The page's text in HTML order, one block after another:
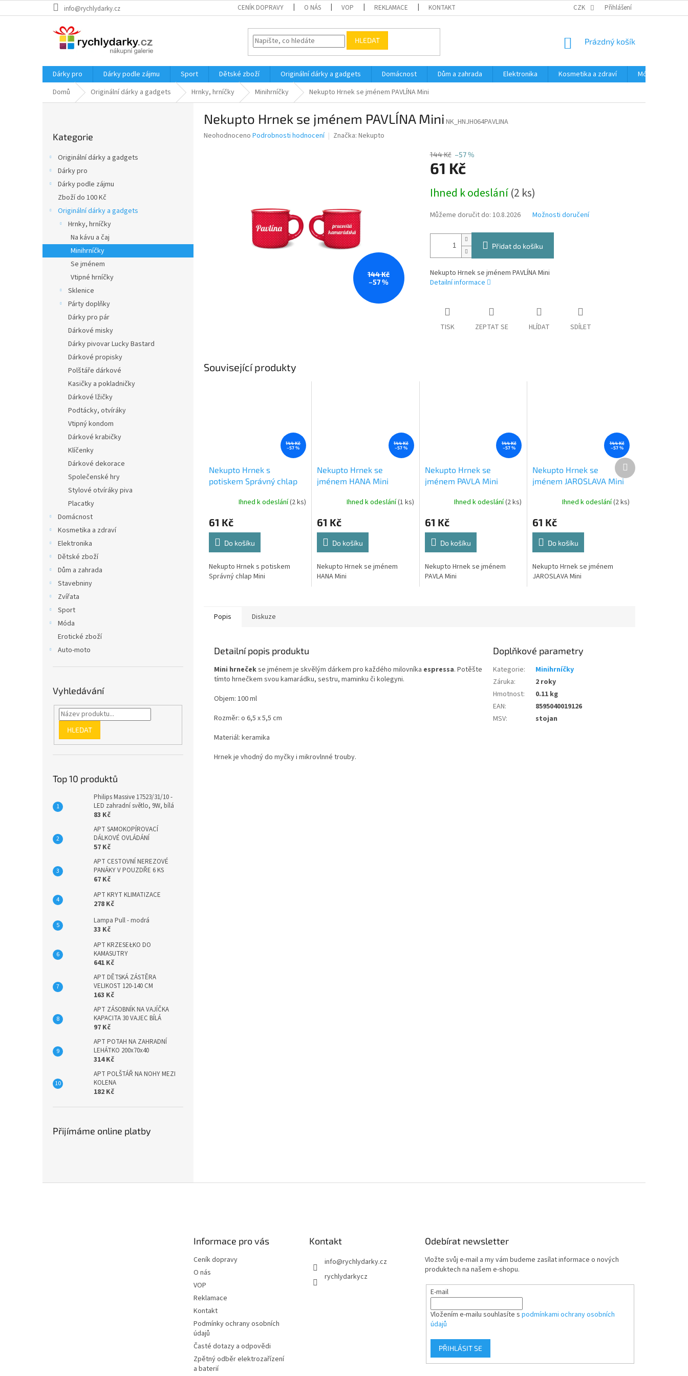
na
info@rychlydarky.cz CENÍK DOPRAVY O NÁS VOP REKLAMACE KONTAKT PODMÍNKY OCHRANY OSOBNÍCH ÚDAJŮ ČASTÉ DOTAZY A
CZK Přihlášení
HLEDAT
NÁKUPNÍ
Prázdný košík
Dárky pro Dárky podle zájmu Sport Dětské zboží Originální dárky a gadgets Domácnost Dům a zahrada Elektronika Kosmetika a zdraví Móda
Domů
Originální dárky a gadgets Hrnky, hrníčky Minihrníčky Nekupto Hrnek se jménem PAVLÍNA Mini
e
l
kategorie
Kategorie
Originální dárky a gadgets
Dárky pro
Dárky podle zájmu
Zboží do 100 Kč
Originální dárky a gadgets
Hrnky, hrníčky
Na kávu a čaj
Minihrníčky
Se jménem
Vtipné hrníčky
Sklenice
Párty doplňky
Dárky pro pár
Dárkové misky
Dárky pivovar Lucky Bastard
Dárkové propisky
Polštáře dárkové
Kasičky a pokladničky
Dárkové lžičky
Podtácky, otvíráky
Vtipný kondom
Dárkové krabičky
Klíčenky
Dárkové dekorace
Společenské hry
Stylové otvíráky piva
Placatky
Domácnost
Kosmetika a zdraví
Elektronika
Dětské zboží
Dům a zahrada
Stavebniny
Zvířata
Sport
Móda
Erotické zboží
Auto-moto
Vyhledávání
HLEDAT
Top 10 produktů
Philips Massive 17523/31/10 -
LED zahradní světlo, 9W, bílá
83 Kč
APT SAMOKOPÍROVACÍ
DÁLKOVÉ OVLÁDÁNÍ
57 Kč
APT CESTOVNÍ NEREZOVÉ
PANÁKY V POUZDŘE 6 KS
67 Kč
APT KRYT KLIMATIZACE
278 Kč
Lampa Pull - modrá
33 Kč
APT KRZESEŁKO DO
KAMASUTRY
641 Kč
APT DĚTSKÁ ZÁSTĚRA
VELIKOST 120-140 CM
163 Kč
APT ZÁSOBNÍK NA VAJÍČKA
KAPACITA 30 VAJEC BÍLÁ
97 Kč
APT POTAH NA ZAHRADNÍ
LEHÁTKO 200x70x40
314 Kč
APT POLŠTÁŘ NA NOHY MEZI
KOLENA
182 Kč
Přijímáme online platby
Nekupto Hrnek se jménem PAVLÍNA Mini NK_HNJH064PAVLINA
Průměrné
Neohodnoceno Podrobnosti hodnocení Značka: Nekupto
144 Kč
–57 %
144 Kč –57 %
61 Kč
cena:
Ihned k odeslání(2 ks)
Můžeme doručit do: 10.8.2026 Možnosti doručení
Přidat do košíku
Nekupto Hrnek se jménem PAVLÍNA Mini
Detailní informace
TISK ZEPTAT SE HLÍDAT SDÍLET
Související produkty
144 Kč
–57 %
Nekupto Hrnek s
potiskem Správný chlap
Ihned k odeslání(2 ks)
61 Kč
Do košíku
Nekupto Hrnek s potiskem
Správný chlap Mini
144 Kč
–57 %
Nekupto Hrnek se
jménem HANA Mini
Ihned k odeslání(1 ks)
61 Kč
Do košíku
Nekupto Hrnek se jménem
HANA Mini
144 Kč
–57 %
Nekupto Hrnek se
jménem PAVLA Mini
Ihned k odeslání(2 ks)
61 Kč
Do košíku
Nekupto Hrnek se jménem
PAVLA Mini
144 Kč
–57 %
Nekupto Hrnek se
jménem JAROSLAVA Mini
Ihned k odeslání(2 ks)
61 Kč
Do košíku
Nekupto Hrnek se jménem
JAROSLAVA Mini
Další
produkt
Popis Diskuze
Detailní popis produktu
Mini hrnečekse jménem je skvělým dárkem pro každého milovníka espressa. Potěšte
tímto hrnečkem svou kamarádku, sestru, maminku či kolegyni.
Objem: 100 ml
Rozměr: o 6,5 x 5,5 cm
Materiál: keramika
Hrnek je vhodný do myčky i mikrovlnné trouby.
Doplňkové parametry
Kategorie:
Minihrníčky
Záruka:
2 roky
Hmotnost:
0.11 kg
EAN:
8595040019126
MSV: stojan
Informace pro vás
Ceník dopravy
O nás
VOP
Reklamace
Kontakt
Podmínky ochrany osobních
údajů
Časté dotazy a odpovědi
Zpětný odběr elektrozařízení
a baterií
Kontakt
info@rychlydarky.cz
rychlydarkycz
Odebírat newsletter
Vložte svůj e-mail a my vám budeme zasílat informace o nových
produktech na našem e-shopu.
E-mail
Vložením e-mailu souhlasíte spodmínkami ochrany osobních
údajů
PŘIHLÁSIT SE